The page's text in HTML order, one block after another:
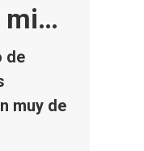
mi…
de
muy de